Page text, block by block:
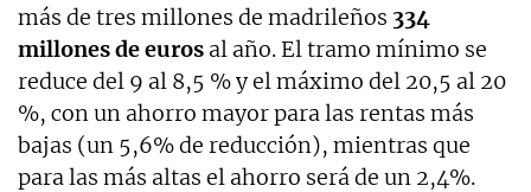
más de tres millones de madrileños 334
millones de euros al año. El tramo mínimo se
reduce del 9 al 8,5 % y el máximo del 20,5 al 20
%, con un ahorro mayor para las rentas más
bajas (un 5,6% de reducción), mientras que
para las más altas el ahorro será de un 2,4%.